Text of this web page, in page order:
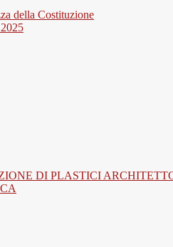
della Costituzione
DI PLASTICI